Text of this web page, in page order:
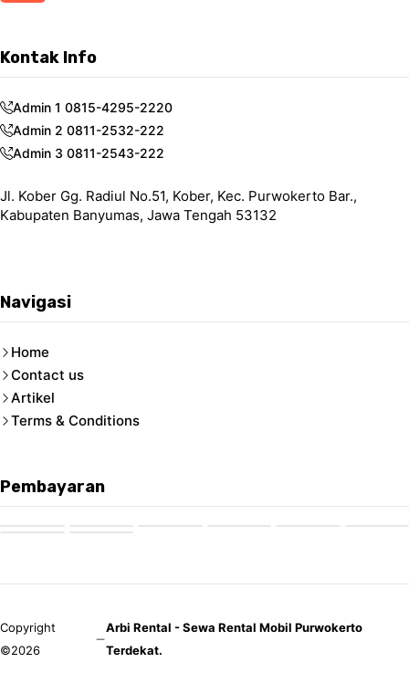
Kontak Info
Admin 1 0815-4295-2220
Admin 2 0811-2532-222
Admin 3 0811-2543-222
Jl. Kober Gg. Radiul No.51, Kober, Kec. Purwokerto Bar.,
Kabupaten Banyumas, Jawa Tengah 53132
Navigasi
Home
Contact us
Artikel
Terms & Conditions
Pembayaran
Copyright
©2026
Arbi Rental - Sewa Rental Mobil Purwokerto
Terdekat.